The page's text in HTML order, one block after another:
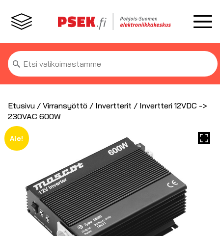
Etsi:
Etusivu / Virransyöttö / Invertterit / Invertteri 12VDC ->
230VAC 600W
Ale!